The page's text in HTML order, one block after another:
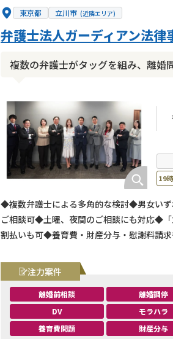
東京都 立川市 (近隣エリア)
複数の弁護士がタッグを組み、離婚
弁護士法人ガーディアン法律
◆複数弁護士による多角的な検討◆男女い
ご相談可◆土曜、夜間のご相談にも対応◆
割払いも可◆養育費・財産分与・慰謝料請
19
注力案件
離婚前相談 離婚調停
DV
モラハラ
養育費問題
財産分与